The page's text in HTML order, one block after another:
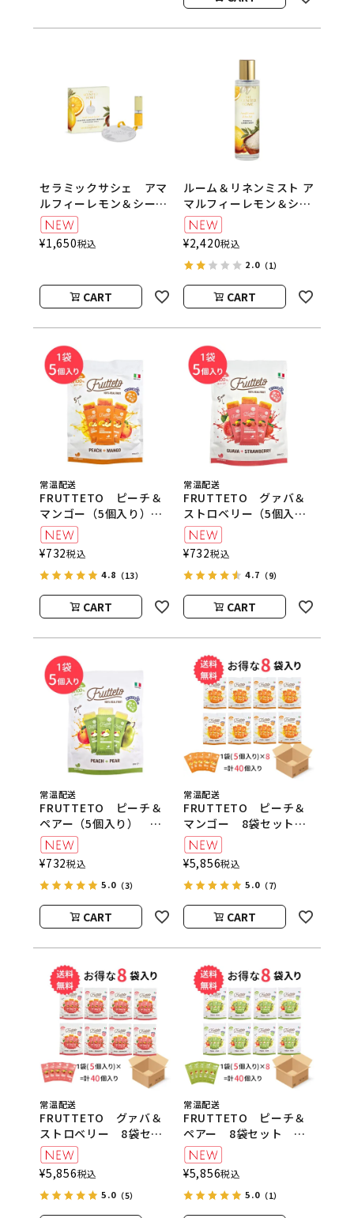
セラミックサシェ アマ
ルフィーレモン＆シーソ
ルト The Scented
Home by Ashleigh＆
Burwood
¥1,650税込
CART
ルーム＆リネンミスト ア
マルフィーレモン＆シー
ソルト 100ml The
Scented Home by
Ashleigh＆Burwood
¥2,420税込
2.0（1）
CART
常温配送
FRUTTETO ピーチ＆
マンゴー（5個入り）
FRUTTETO（フルッテ
ート）
¥732税込
4.8 （13）
CART
常温配送
FRUTTETO グァバ＆
ストロベリー（5個入
り） FRUTTETO（フ
ルッテート）
¥732税込
4.7 （9）
CART
常温配送
FRUTTETO ピーチ＆
ペアー（5個入り）
FRUTTETO（フルッテ
ート）
¥732税込
5.0 （3）
CART
常温配送
FRUTTETO ピーチ＆
マンゴー 8袋セット
FRUTTETO（フルッテ
ート）
¥5,856税込
5.0（7）
CART
常温配送
FRUTTETO グァバ＆
ストロベリー 8袋セッ
ト FRUTTETO（フル
ッテート）
¥5,856税込
5.0 （5）
常温配送
FRUTTETO ピーチ＆
ペアー 8袋セット
FRUTTETO（フルッテ
ート）
¥5,856税込
5.0（1）